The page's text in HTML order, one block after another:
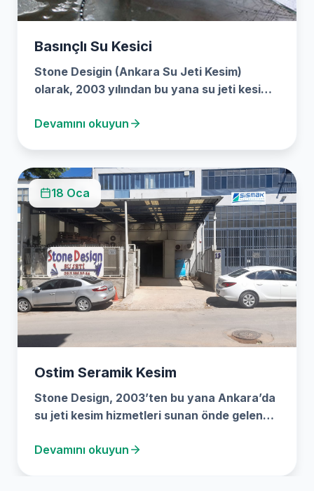
Basınçlı Su Kesici
Stone Desigin (Ankara Su Jeti Kesim)
olarak, 2003 yılından bu yana su jeti kesim
Devamını okuyun
18 Oca
Ostim Seramik Kesim
Stone Design, 2003’ten bu yana Ankara’da
su jeti kesim hizmetleri sunan önde gelen
Devamını okuyun